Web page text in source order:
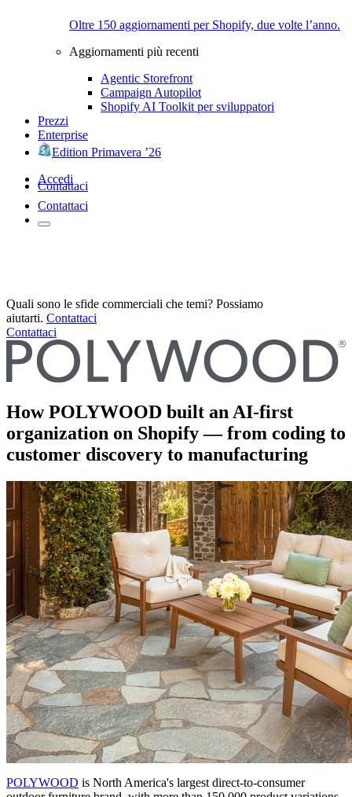
Oltre 150 aggiornamenti per Shopify, due volte l’anno.
Aggiornamenti più recenti
Agentic Storefront
Campaign Autopilot
Shopify AI Toolkit per sviluppatori
Prezzi
Enterprise
Edition Primavera ’26
Accedi
Contattaci
Contattaci
Quali sono le sfide commerciali che temi? Possiamo
aiutarti. Contattaci
Contattaci
How POLYWOOD built an AI-first
organization on Shopify — from coding to
customer discovery to manufacturing
POLYWOOD is North America's largest direct-to-consumer